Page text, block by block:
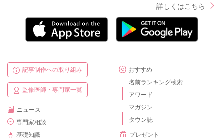
詳しくはこちら
記事制作への取り組み
監修医師・専門家一覧
ニュース
専門家相談
基礎知識
おすすめ
名前ランキング検索
アワード
マガジン
タウン誌
プレゼント